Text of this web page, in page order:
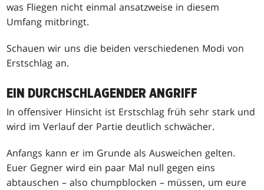
was Fliegen nicht einmal ansatzweise in diesem
Umfang mitbringt.
Schauen wir uns die beiden verschiedenen Modi von
Erstschlag an.
EIN DURCHSCHLAGENDER ANGRIFF
In offensiver Hinsicht ist Erstschlag früh sehr stark und
wird im Verlauf der Partie deutlich schwächer.
Anfangs kann er im Grunde als Ausweichen gelten.
Euer Gegner wird ein paar Mal null gegen eins
abtauschen – also chumpblocken – müssen, um eure